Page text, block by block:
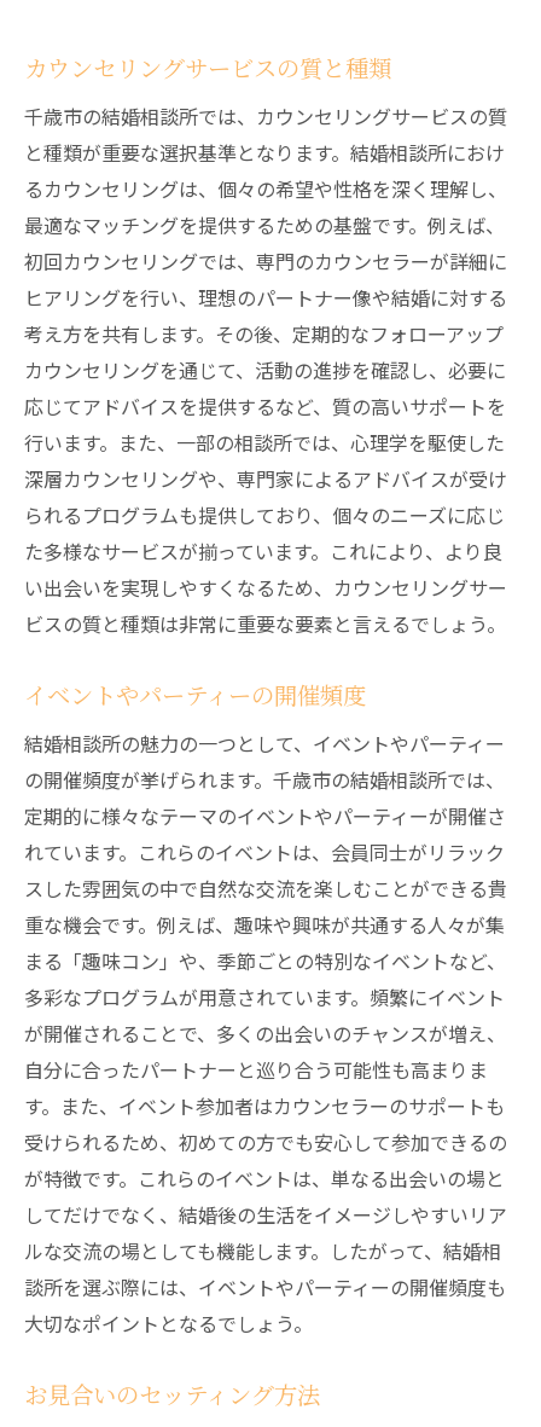
カウンセリングサービスの質と種類
千歳市の結婚相談所では、カウンセリングサービスの質
と種類が重要な選択基準となります。結婚相談所におけ
るカウンセリングは、個々の希望や性格を深く理解し、
最適なマッチングを提供するための基盤です。例えば、
初回カウンセリングでは、専門のカウンセラーが詳細に
ヒアリングを行い、理想のパートナー像や結婚に対する
考え方を共有します。その後、定期的なフォローアップ
カウンセリングを通じて、活動の進捗を確認し、必要に
応じてアドバイスを提供するなど、質の高いサポートを
行います。また、一部の相談所では、心理学を駆使した
深層カウンセリングや、専門家によるアドバイスが受け
られるプログラムも提供しており、個々のニーズに応じ
た多様なサービスが揃っています。これにより、より良
い出会いを実現しやすくなるため、カウンセリングサー
ビスの質と種類は非常に重要な要素と言えるでしょう。
イベントやパーティーの開催頻度
結婚相談所の魅力の一つとして、イベントやパーティー
の開催頻度が挙げられます。千歳市の結婚相談所では、
定期的に様々なテーマのイベントやパーティーが開催さ
れています。これらのイベントは、会員同士がリラック
スした雰囲気の中で自然な交流を楽しむことができる貴
重な機会です。例えば、趣味や興味が共通する人々が集
まる「趣味コン」や、季節ごとの特別なイベントなど、
多彩なプログラムが用意されています。頻繁にイベント
が開催されることで、多くの出会いのチャンスが増え、
自分に合ったパートナーと巡り合う可能性も高まりま
す。また、イベント参加者はカウンセラーのサポートも
受けられるため、初めての方でも安心して参加できるの
が特徴です。これらのイベントは、単なる出会いの場と
してだけでなく、結婚後の生活をイメージしやすいリア
ルな交流の場としても機能します。したがって、結婚相
談所を選ぶ際には、イベントやパーティーの開催頻度も
大切なポイントとなるでしょう。
お見合いのセッティング方法